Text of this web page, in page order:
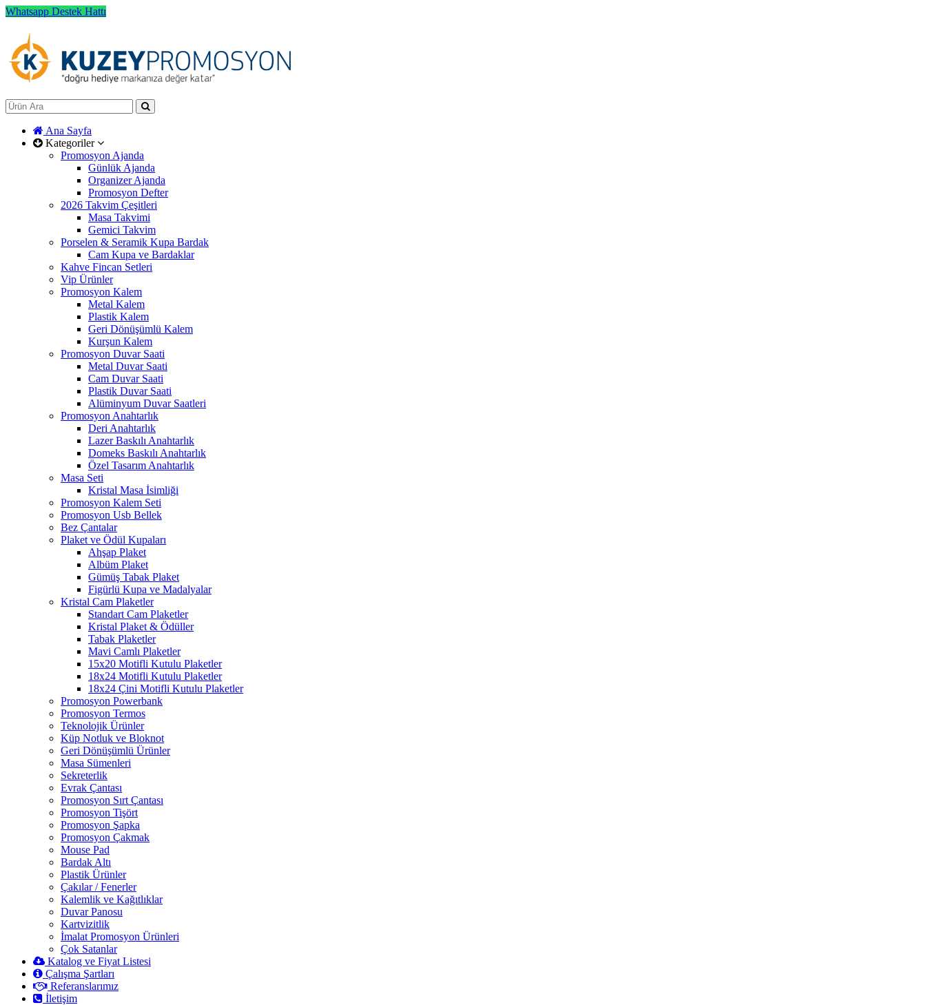
Whatsapp Destek Hattı
Ana Sayfa
Kategoriler
Promosyon Ajanda
Günlük Ajanda
Organizer Ajanda
Promosyon Defter
2026 Takvim Çeşitleri
Masa Takvimi
Gemici Takvim
Porselen & Seramik Kupa Bardak
Cam Kupa ve Bardaklar
Kahve Fincan Setleri
Vip Ürünler
Promosyon Kalem
Metal Kalem
Plastik Kalem
Geri Dönüşümlü Kalem
Kurşun Kalem
Promosyon Duvar Saati
Metal Duvar Saati
Cam Duvar Saati
Plastik Duvar Saati
Alüminyum Duvar Saatleri
Promosyon Anahtarlık
Deri Anahtarlık
Lazer Baskılı Anahtarlık
Domeks Baskılı Anahtarlık
Özel Tasarım Anahtarlık
Masa Seti
Kristal Masa İsimliği
Promosyon Kalem Seti
Promosyon Usb Bellek
Bez Çantalar
Plaket ve Ödül Kupaları
Ahşap Plaket
Albüm Plaket
Gümüş Tabak Plaket
Figürlü Kupa ve Madalyalar
Kristal Cam Plaketler
Standart Cam Plaketler
Kristal Plaket & Ödüller
Tabak Plaketler
Mavi Camlı Plaketler
15x20 Motifli Kutulu Plaketler
18x24 Motifli Kutulu Plaketler
18x24 Çini Motifli Kutulu Plaketler
Promosyon Powerbank
Promosyon Termos
Teknolojik Ürünler
Küp Notluk ve Bloknot
Geri Dönüşümlü Ürünler
Masa Sümenleri
Sekreterlik
Evrak Çantası
Promosyon Sırt Çantası
Promosyon Tişört
Promosyon Şapka
Promosyon Çakmak
Mouse Pad
Bardak Altı
Plastik Ürünler
Çakılar / Fenerler
Kalemlik ve Kağıtlıklar
Duvar Panosu
Kartvizitlik
İmalat Promosyon Ürünleri
Çok Satanlar
Katalog ve Fiyat Listesi
Çalışma Şartları
Referanslarımız
İletişim